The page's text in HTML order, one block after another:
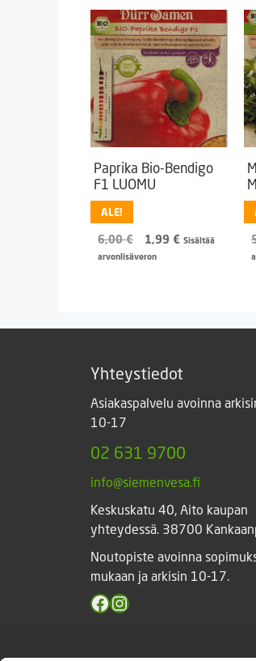
Paprika Bio-Bendigo
F1 LUOMU
ALE!
6,00€
Alkuperäinen
hinta
1,99 € Nykyinen
Sisältää
arvonlisäveron
Yhteystiedot
Asiakaspalvelu avoinna
10-17
02 631 9700
info@siemenvesa.fi
Keskuskatu 40, Aito kaupan
yhteydessä. 38700
Noutopiste avoinna
mukaan ja arkisin 10-17.
Facebook
Instagram